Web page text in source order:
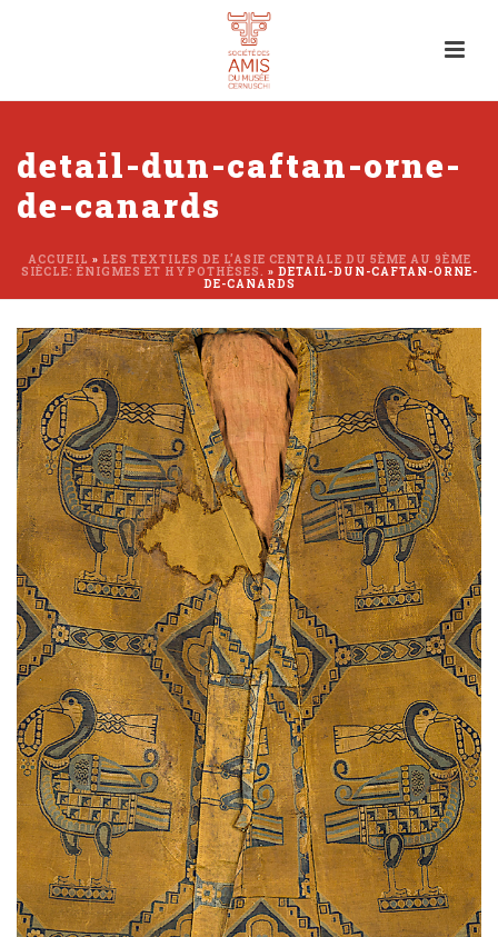
detail-dun-caftan-orne-
de-canards
ACCUEIL » LES TEXTILES DE L’ASIE CENTRALE DU 5ÈME AU 9ÈME
SIÈCLE: ÉNIGMES ET HYPOTHÈSES. » DETAIL-DUN-CAFTAN-ORNE-
DE-CANARDS